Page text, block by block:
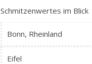
Schmitzenwertes im Blick
Bonn, Rheinland
Eifel